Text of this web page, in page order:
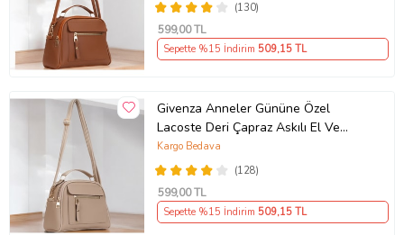
(130)
599,00 TL
Sepette %15 İndirim 509,15 TL
Givenza Anneler Gününe Özel
Lacoste Deri Çapraz Askılı El Ve
Omuz Çantası (Vizon)
(128)
Kargo Bedava
599,00 TL
Sepette %15 İndirim 509,15 TL